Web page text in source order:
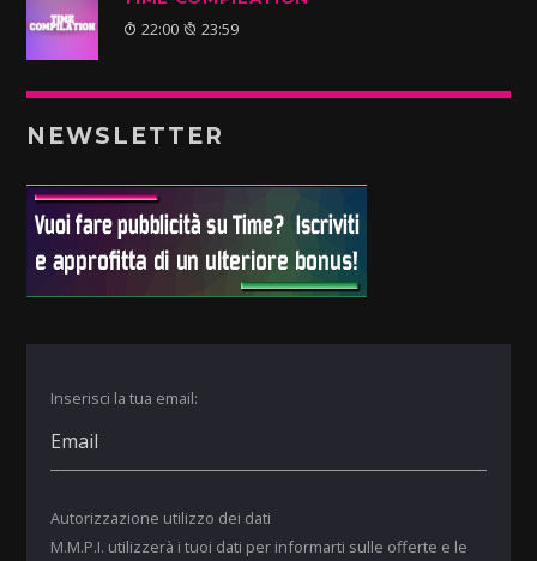
22:00 23:59
NEWSLETTER
Inserisci la tua email:
Autorizzazione utilizzo dei dati
M.M.P.I. utilizzerà i tuoi dati per informarti sulle offerte e le